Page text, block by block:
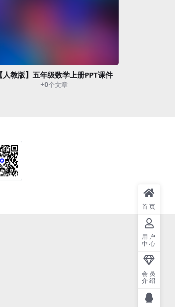
【人教版】五年级数学上册PPT课件
+0个文章
首页
用户
中心
会员
介绍